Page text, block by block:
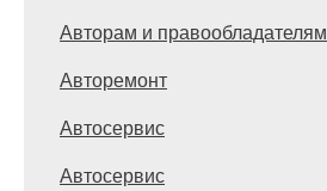
Авторам и правообладателям
Авторемонт
Автосервис
Автосервис